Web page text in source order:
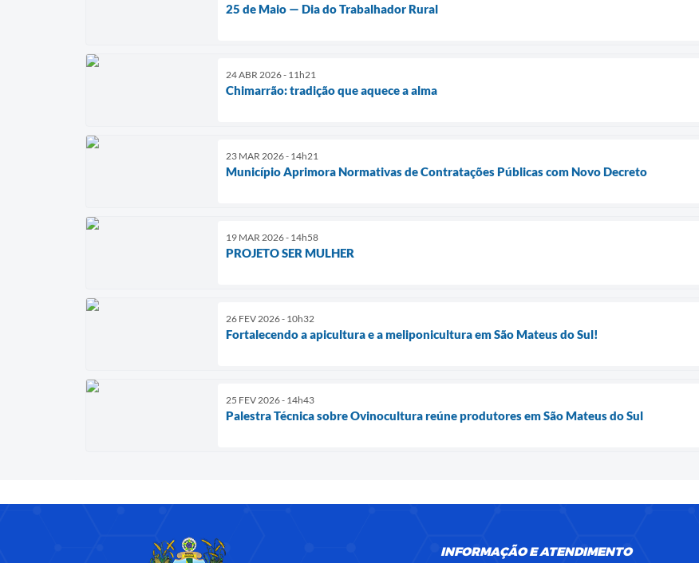
25 de Maio — Dia do Trabalhador Rural
24 ABR 2026 - 11h21
Chimarrão: tradição que aquece a alma
23 MAR 2026 - 14h21
Município Aprimora Normativas de Contratações Públicas com Novo Decreto
19 MAR 2026 - 14h58
PROJETO SER MULHER
26 FEV 2026 - 10h32
Fortalecendo a apicultura e a meliponicultura em São Mateus do Sul!
25 FEV 2026 - 14h43
Palestra Técnica sobre Ovinocultura reúne produtores em São Mateus do Sul
INFORMAÇÃO E ATENDIMENTO